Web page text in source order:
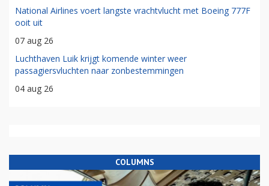
National Airlines voert langste vrachtvlucht met Boeing 777F
ooit uit
07 aug 26
Luchthaven Luik krijgt komende winter weer
passagiersvluchten naar zonbestemmingen
04 aug 26
COLUMNS